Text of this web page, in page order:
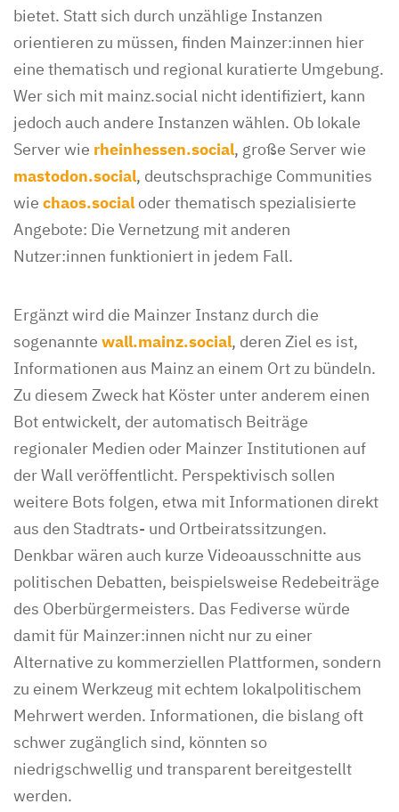
bietet. Statt sich durch unzählige Instanzen
orientieren zu müssen, finden Mainzer:innen hier
eine thematisch und regional kuratierte Umgebung.
Wer sich mit mainz.social nicht identifiziert, kann
jedoch auch andere Instanzen wählen. Ob lokale
Server wie rheinhessen.social, große Server wie
mastodon.social, deutschsprachige Communities
wie chaos.social oder thematisch spezialisierte
Angebote: Die Vernetzung mit anderen
Nutzer:innen funktioniert in jedem Fall.
Ergänzt wird die Mainzer Instanz durch die
sogenannte wall.mainz.social, deren Ziel es ist,
Informationen aus Mainz an einem Ort zu bündeln.
Zu diesem Zweck hat Köster unter anderem einen
Bot entwickelt, der automatisch Beiträge
regionaler Medien oder Mainzer Institutionen auf
der Wall veröffentlicht. Perspektivisch sollen
weitere Bots folgen, etwa mit Informationen direkt
aus den Stadtrats- und Ortbeiratssitzungen.
Denkbar wären auch kurze Videoausschnitte aus
politischen Debatten, beispielsweise Redebeiträge
des Oberbürgermeisters. Das Fediverse würde
damit für Mainzer:innen nicht nur zu einer
Alternative zu kommerziellen Plattformen, sondern
zu einem Werkzeug mit echtem lokalpolitischem
Mehrwert werden. Informationen, die bislang oft
schwer zugänglich sind, könnten so
niedrigschwellig und transparent bereitgestellt
werden.